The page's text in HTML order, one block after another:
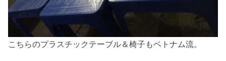
こちらのプラスチックテーブル＆椅子もベトナム流。